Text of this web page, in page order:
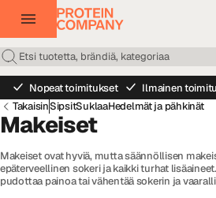
Nopeat toimitukset Ilmainen
TakaisinSipsitSuklaaHedelmät ja pähkinät
Makeiset
Makeiset ovat hyviä, mutta säännöllisen
epäterveellinen sokeri ja kaikki turhat
pudottaa painoa tai vähentää sokerin ja